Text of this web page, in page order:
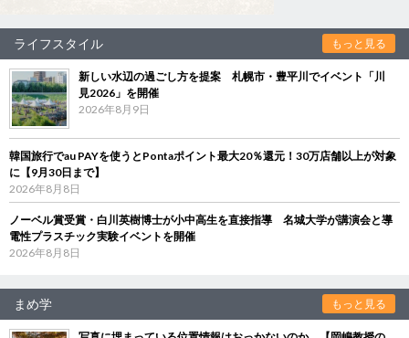
ライフスタイル もっと見る
新しい水辺の過ごし方を提案 札幌市・豊平川でイベント「川
見2026」を開催
2026年8月9日
韓国旅行でau PAYを使うとPontaポイント最大20％還元！30万店舗以上が対象
に【9月30日まで】
2026年8月8日
ノーベル賞受賞・白川英樹博士が小中高生を直接指導 名城大学が講演会と導
電性プラスチック実験イベントを開催
2026年8月8日
まめ学 もっと見る